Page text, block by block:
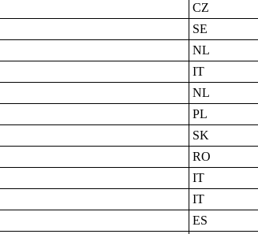
CZ
SE
NL
IT
NL
PL
SK
RO
IT
IT
ES